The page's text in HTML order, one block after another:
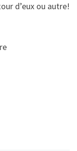
d’eux ou autre!